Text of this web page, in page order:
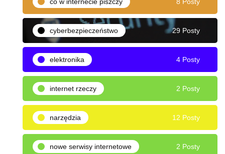
cyberbezpieczeństwo 29 Posty
elektronika 4 Posty
internet rzeczy 2 Posty
narzędzia 12 Posty
nowe serwisy internetowe 2 Posty